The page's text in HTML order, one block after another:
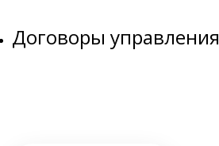
Договоры управления